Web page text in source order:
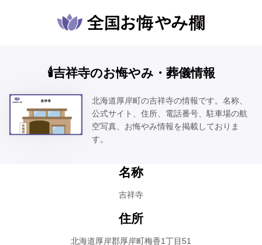
🕯️吉祥寺のお悔やみ・葬儀情報
北海道厚岸町の吉祥寺の情報です。名称、
公式サイト、住所、電話番号、駐車場の航
空写真、お悔やみ情報を掲載しておりま
す。
名称
吉祥寺
住所
北海道厚岸郡厚岸町梅香1丁目51